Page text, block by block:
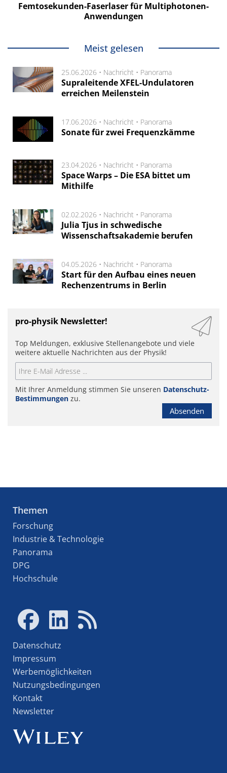
Femtosekunden-Faserlaser für Multiphotonen-
Anwendungen
Meist gelesen
25.06.2026 • Nachricht • Panorama
Supraleitende XFEL-Undulatoren
erreichen Meilenstein
17.06.2026 • Nachricht • Panorama
Sonate für zwei Frequenzkämme
23.04.2026 • Nachricht • Panorama
Space Warps – Die ESA bittet um
Mithilfe
02.02.2026 • Nachricht • Panorama
Julia Tjus in schwedische
Wissenschaftsakademie berufen
04.05.2026 • Nachricht • Panorama
Start für den Aufbau eines neuen
Rechenzentrums in Berlin
pro-physik Newsletter!
Top Meldungen, exklusive Stellenangebote und viele
weitere aktuelle Nachrichten aus der Physik!
Mit Ihrer Anmeldung stimmen Sie unseren Datenschutz-
Bestimmungen zu.
Absenden
Themen
Forschung
Industrie & Technologie
Panorama
DPG
Hochschule
Datenschutz
Impressum
Werbemöglichkeiten
Nutzungsbedingungen
Kontakt
Newsletter